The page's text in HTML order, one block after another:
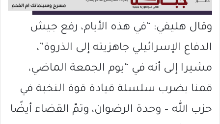
وقال هليفي: “في هذه الأيام، رفع جيش
الدفاع الإسرائيلي جاهزيته إلى الذروة”،
مشيرا إلى أنه في “يوم الجمعة الماضي،
قمنا بضرب سلسلة قيادة قوة النخبة في
حزب الله – وحدة الرضوان، وتمّ القضاء أيضًا